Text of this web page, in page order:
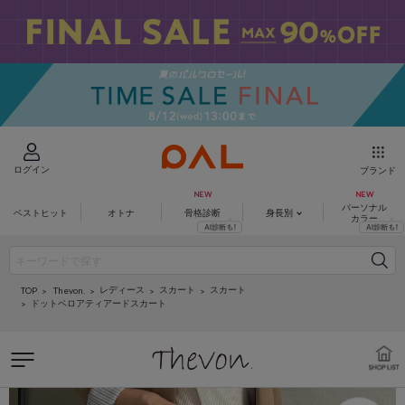
ログイン ブランド
ベストヒット オトナ 骨格診断 身長別
パーソナル
カラー
TOP Thevon. レディース スカート
スカート
ドットベロアティアードスカート